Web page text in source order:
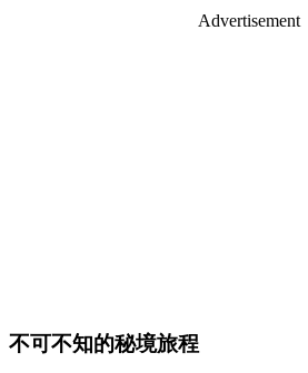
Advertisement
不可不知的秘境旅程